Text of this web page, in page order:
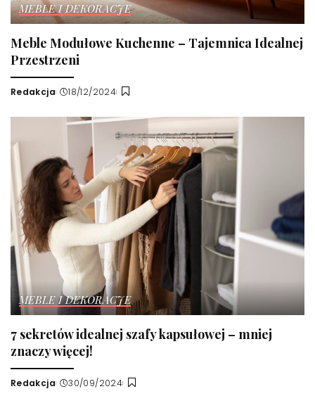
MEBLE I DEKORACJE
Meble Modułowe Kuchenne – Tajemnica Idealnej
Przestrzeni
Wysłany
Redakcja 18/12/2024
MEBLE I DEKORACJE
7 sekretów idealnej szafy kapsułowej – mniej
znaczy więcej!
Wysłany
Redakcja 30/09/2024